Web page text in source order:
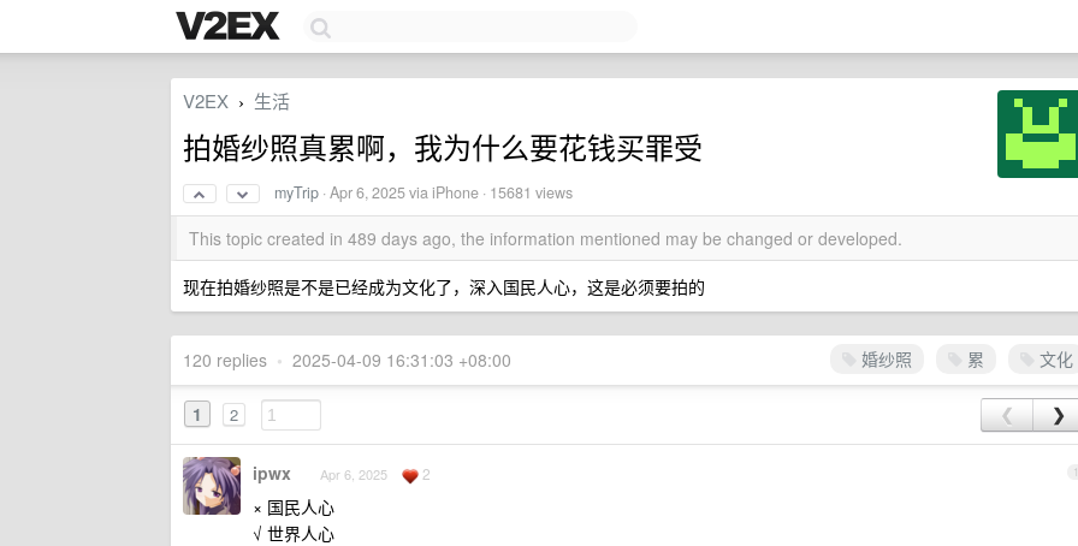
V2EX › 生活
拍婚纱照真累啊，我为什么要花钱买罪受
myTrip ·Apr 6, 2025via iPhone · 15681 views
This topic created in 489 days ago, the information mentioned may be changed or developed.
现在拍婚纱照是不是已经成为文化了，深入国民人心，这是必须要拍的
婚纱照 累 文化
120 replies • 2025-04-09 16:31:03 +08:00
1 2 ❮ ❯
1
ipwx Apr 6, 2025 2
× 国民人心
√ 世界人心